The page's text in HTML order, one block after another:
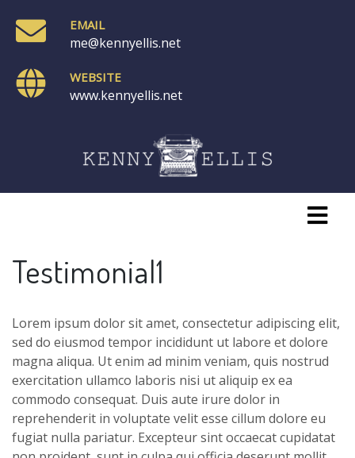
EMAIL
me@kennyellis.net
WEBSITE
www.kennyellis.net
Testimonial1
Lorem ipsum dolor sit amet, consectetur adipiscing elit,
sed do eiusmod tempor incididunt ut labore et dolore
magna aliqua. Ut enim ad minim veniam, quis nostrud
exercitation ullamco laboris nisi ut aliquip ex ea
commodo consequat. Duis aute irure dolor in
reprehenderit in voluptate velit esse cillum dolore eu
fugiat nulla pariatur. Excepteur sint occaecat cupidatat